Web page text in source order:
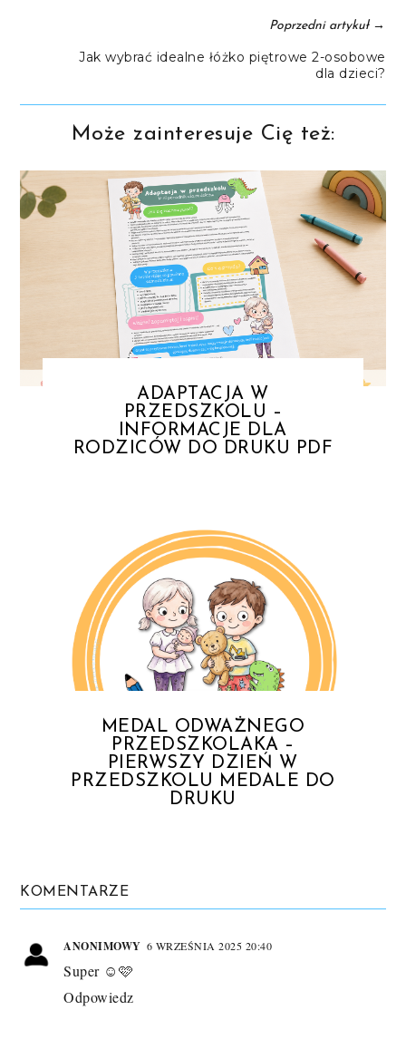
Poprzedni artykuł→
Jak wybrać idealne łóżko piętrowe 2-osobowe
dla dzieci?
Może zainteresuje Cię też:
ADAPTACJA W
PRZEDSZKOLU –
INFORMACJE DLA
RODZICÓW DO DRUKU PDF
MEDAL ODWAŻNEGO
PRZEDSZKOLAKA –
PIERWSZY DZIEŃ W
PRZEDSZKOLU MEDALE DO
DRUKU
KOMENTARZE
ANONIMOWY 6 WRZEŚNIA 2025 20:40
Super ☺️🩷
Odpowiedz